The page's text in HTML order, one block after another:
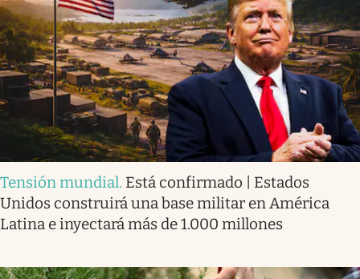
Tensión mundial. Está confirmado | Estados
Unidos construirá una base militar en América
Latina e inyectará más de 1.000 millones